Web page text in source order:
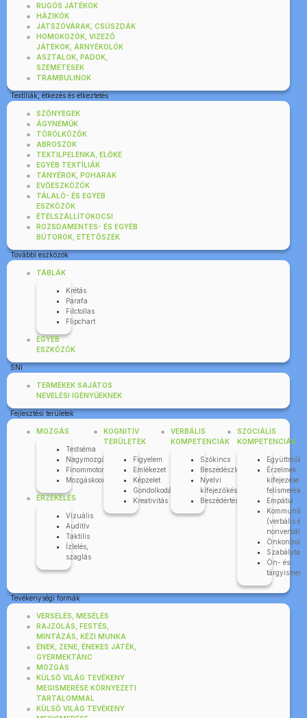
RUGÓS JÁTÉKOK
HÁZIKÓK
JÁTSZÓVÁRAK, CSÚSZDÁK
HOMOKOZÓK, VIZEZŐ
JÁTÉKOK, ÁRNYÉKOLÓK
ASZTALOK, PADOK,
SZEMETESEK
TRAMBULINOK
Textíliák, étkezés és étkeztetés
SZŐNYEGEK
ÁGYNEMŰK
TÖRÖLKÖZŐK
ABROSZOK
TEXTILPELENKA, ELŐKE
EGYÉB TEXTÍLIÁK
TÁNYÉROK, POHARAK
EVŐESZKÖZÖK
TÁLALÓ- ÉS EGYÉB
ESZKÖZÖK
ÉTELSZÁLLÍTÓKOCSI
ROZSDAMENTES- ÉS EGYÉB
BÚTOROK, ETETŐSZÉK
További eszközök
TÁBLÁK
Krétás
Parafa
Filctollas
Flipchart
EGYÉB
ESZKÖZÖK
SNI
TERMÉKEK SAJÁTOS
NEVELÉSI IGÉNYŰEKNEK
Fejlesztési területek
MOZGÁS
Testséma
Nagymozgás
Finommotorika
Mozgáskoordináció
ÉRZÉKELÉS
Vizuális
Auditív
Taktilis
Ízlelés,
szaglás
KOGNITÍV
TERÜLETEK
Figyelem
Emlékezet
Képzelet
Gondolkodás
Kreativitás
VERBÁLIS
KOMPETENCIÁK
Szókincs
Beszédészlelés
Nyelvi
kifejezőkészség
Beszédértés
SZOCIÁLIS
KOMPETENCIÁK
Érzelmek
kifejezése
felismerése
Empátia
(verbális és
Önkontroll
Ön- és
tárgyismeret
Tevékenységi formák
VERSELÉS, MESÉLÉS
RAJZOLÁS, FESTÉS,
MINTÁZÁS, KÉZI MUNKA
ÉNEK, ZENE, ÉNEKES JÁTÉK,
GYERMEKTÁNC
MOZGÁS
KÜLSŐ VILÁG TEVÉKENY
MEGISMERÉSE KÖRNYEZETI
TARTALOMMAL
KÜLSŐ VILÁG TEVÉKENY